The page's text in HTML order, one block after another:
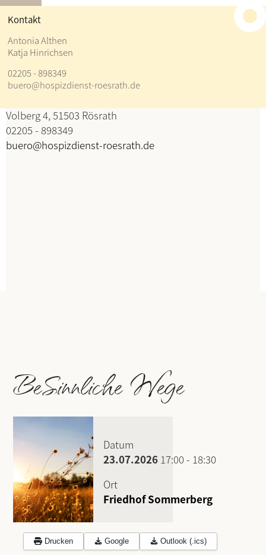
Kontakt
Antonia Althen
Katja Hinrichsen
02205 - 898349
buero@hospizdienst-roesrath.de
Kontakt
Antonia Althen
Katja Hinrichsen
Volberg 4, 51503 Rösrath
02205 - 898349
buero@hospizdienst-roesrath.de
BeSinnliche Wege
Datum
23.07.2026 17:00- 18:30
Ort
Friedhof Sommerberg
Drucken Google Outlook (.ics)
≡